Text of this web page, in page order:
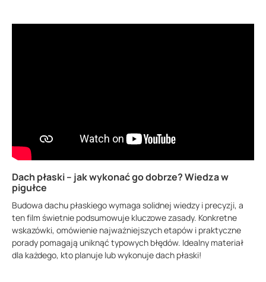
Dach płaski – jak wykonać go dobrze? Wiedza w
pigułce
Budowa dachu płaskiego wymaga solidnej wiedzy i precyzji, a
ten film świetnie podsumowuje kluczowe zasady. Konkretne
wskazówki, omówienie najważniejszych etapów i praktyczne
porady pomagają uniknąć typowych błędów. Idealny materiał
dla każdego, kto planuje lub wykonuje dach płaski!